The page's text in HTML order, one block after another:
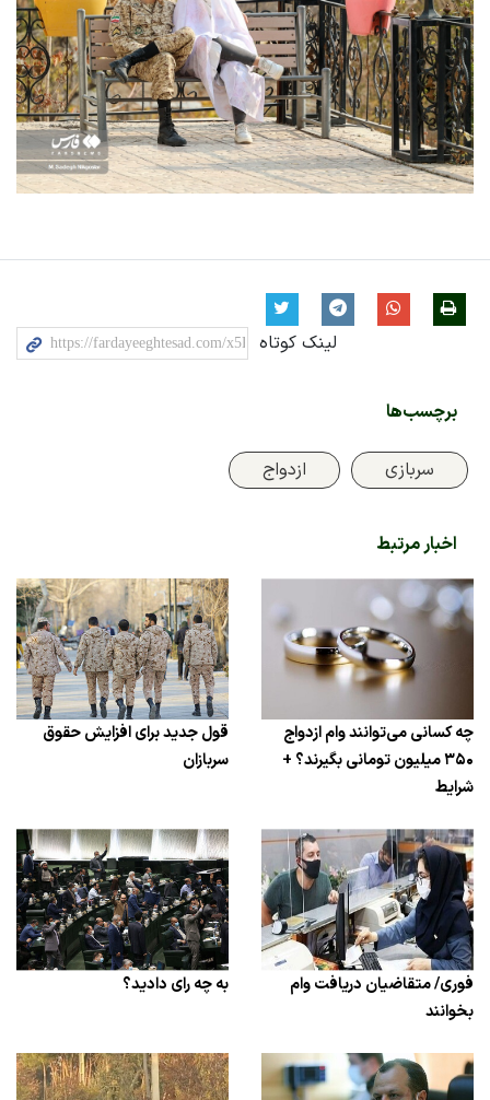
لینک کوتاه
برچسب‌ها
سربازی ازدواج
اخبار مرتبط
چه کسانی می‌توانند وام ازدواج
۳۵۰ میلیون تومانی بگیرند؟ +
شرایط
قول جدید برای افزایش حقوق
سربازان
فوری/ متقاضیان دریافت وام
بخوانند
به چه رای دادید؟